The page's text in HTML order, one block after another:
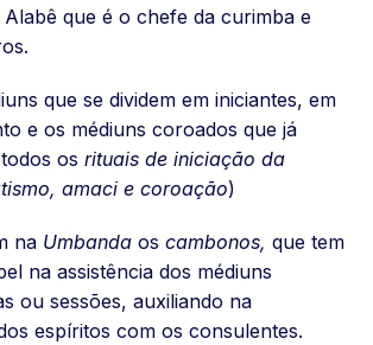
que é o chefe da curimba e
que se dividem em iniciantes, em
e os médiuns coroados que já
os rituais de iniciação da
amaci e coroação)
na Umbanda os cambonos, que tem
na assistência dos médiuns
ou sessões, auxiliando na
espíritos com os consulentes.